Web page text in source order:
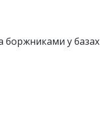
боржниками у